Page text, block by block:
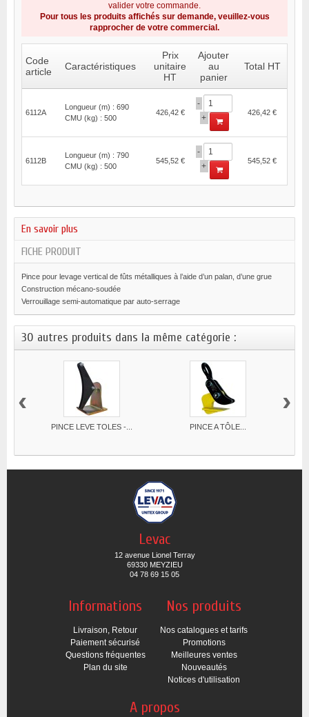
valider votre commande.
Pour tous les produits affichés sur demande, veuillez-vous
rapprocher de votre commercial.
Code
article
Caractéristiques
Prix
unitaire
HT
Ajouter
au
panier
Total HT
6112A
Longueur (m) : 690
CMU (kg) : 500
426,42 €
-
+
426,42 €
6112B
Longueur (m) : 790
CMU (kg) : 500
545,52 €
-
+
545,52 €
En savoir plus
FICHE PRODUIT
Pince pour levage vertical de fûts métalliques à l’aide d’un palan, d’une grue
Construction mécano-soudée
Verrouillage semi-automatique par auto-serrage
30 autres produits dans la même catégorie :
PINCE LEVE TOLES -... PINCE A TÔLE...
‹ ›
Levac
12 avenue Lionel Terray
69330 MEYZIEU
04 78 69 15 05
Informations
Livraison, Retour
Paiement sécurisé
Questions fréquentes
Plan du site
Nos produits
Nos catalogues et tarifs
Promotions
Meilleures ventes
Nouveautés
Notices d'utilisation
A propos